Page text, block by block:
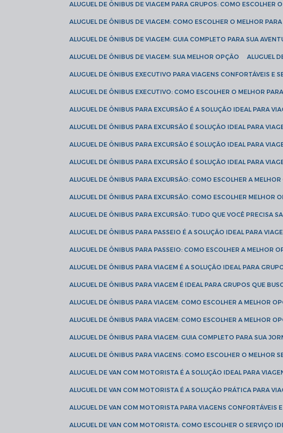
ALUGUEL DE ÔNIBUS DE VIAGEM PARA GRUPOS: COMO ESCOLHER
ALUGUEL DE ÔNIBUS DE VIAGEM: COMO ESCOLHER O MELHOR
ALUGUEL DE ÔNIBUS DE VIAGEM: GUIA COMPLETO PARA SUA
ALUGUEL DE ÔNIBUS DE VIAGEM: SUA MELHOR OPÇÃO ALUGUEL
ALUGUEL DE ÔNIBUS EXECUTIVO PARA VIAGENS CONFORTÁVEIS E
ALUGUEL DE ÔNIBUS EXECUTIVO: COMO ESCOLHER O MELHOR
ALUGUEL DE ÔNIBUS PARA EXCURSÃO É A SOLUÇÃO IDEAL PARA
ALUGUEL DE ÔNIBUS PARA EXCURSÃO É SOLUÇÃO IDEAL PARA
ALUGUEL DE ÔNIBUS PARA EXCURSÃO É SOLUÇÃO IDEAL PARA
ALUGUEL DE ÔNIBUS PARA EXCURSÃO É SOLUÇÃO IDEAL PARA
ALUGUEL DE ÔNIBUS PARA EXCURSÃO: COMO ESCOLHER A
ALUGUEL DE ÔNIBUS PARA EXCURSÃO: COMO ESCOLHER MELHOR
ALUGUEL DE ÔNIBUS PARA EXCURSÃO: TUDO QUE VOCÊ PRECISA
ALUGUEL DE ÔNIBUS PARA PASSEIO É A SOLUÇÃO IDEAL PARA
ALUGUEL DE ÔNIBUS PARA PASSEIO: COMO ESCOLHER A MELHOR
ALUGUEL DE ÔNIBUS PARA VIAGEM É A SOLUÇÃO IDEAL PARA
ALUGUEL DE ÔNIBUS PARA VIAGEM É IDEAL PARA GRUPOS QUE
ALUGUEL DE ÔNIBUS PARA VIAGEM: COMO ESCOLHER A MELHOR
ALUGUEL DE ÔNIBUS PARA VIAGEM: COMO ESCOLHER A MELHOR
ALUGUEL DE ÔNIBUS PARA VIAGEM: GUIA COMPLETO PARA SUA
ALUGUEL DE ÔNIBUS PARA VIAGENS: COMO ESCOLHER O MELHOR
ALUGUEL DE VAN COM MOTORISTA É A SOLUÇÃO IDEAL PARA
ALUGUEL DE VAN COM MOTORISTA É A SOLUÇÃO PRÁTICA PARA
ALUGUEL DE VAN COM MOTORISTA PARA VIAGENS CONFORTÁVEIS
ALUGUEL DE VAN COM MOTORISTA: COMO ESCOLHER O SERVIÇO